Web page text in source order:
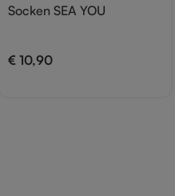
Socken SEA YOU
€ 10,90